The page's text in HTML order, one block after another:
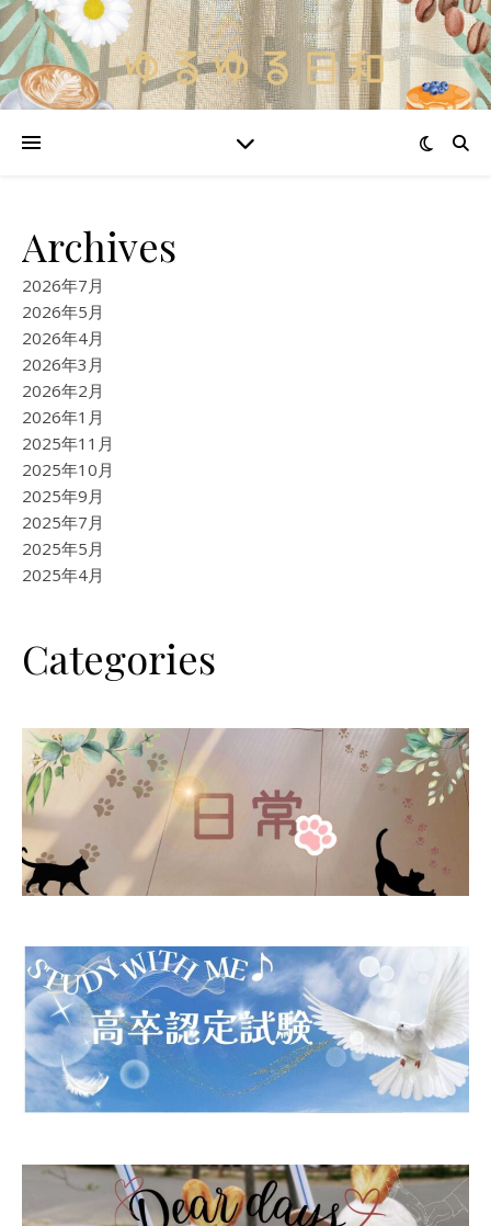
Archives
2026年7月
2026年5月
2026年4月
2026年3月
2026年2月
2026年1月
2025年11月
2025年10月
2025年9月
2025年7月
2025年5月
2025年4月
Categories